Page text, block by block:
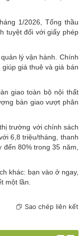
1/2026, Tổng thầu
tuyệt đối với giấy phép
lý vận hành. Chính
giá thuê và giá bán
giao toàn bộ nội thất
bàn giao vượt phân
trường với chính sách
6,8 triệu/tháng, thanh
đến 80% trong 35 năm,
khác: bạn vào ở ngay,
một lần.
Sao chép liên kết